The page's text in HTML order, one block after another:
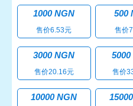
1000 NGN
售价6.53元
500
售价
3000 NGN
售价20.16元 售价
10000 NGN